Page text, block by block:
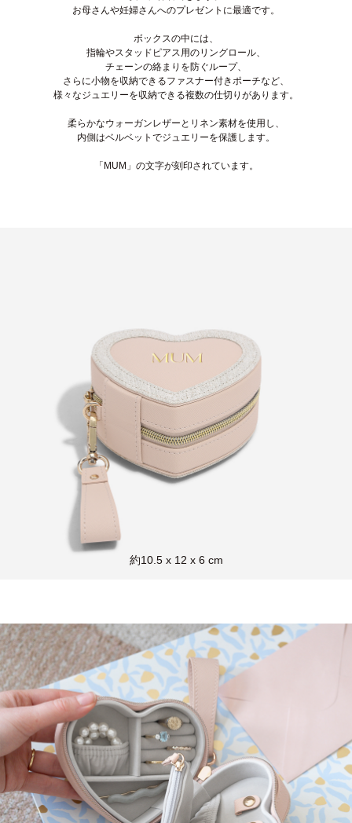
お母さんや妊婦さんへのプレゼントに最適です。
ボックスの中には、
指輪やスタッドピアス用のリングロール、
チェーンの絡まりを防ぐループ、
さらに小物を収納できるファスナー付きポーチなど、
様々なジュエリーを収納できる複数の仕切りがあります。
柔らかなウォーガンレザーとリネン素材を使用し、
内側はベルベットでジュエリーを保護します。
「MUM」の文字が刻印されています。
約10.5 x 12 x 6 cm